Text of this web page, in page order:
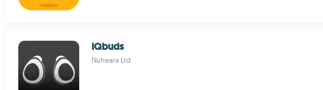
IQbuds
Nuheara Ltd